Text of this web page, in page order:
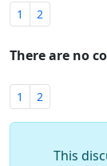
1 2
There are no
1 2
This